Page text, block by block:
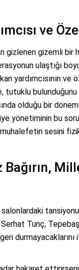
ve
gizlenen gizemli bir
ulaştığı
yardımcısının
tutuklu
olduğu bir
yönetiminin bu
sesini
Bağırın,
Tunç,